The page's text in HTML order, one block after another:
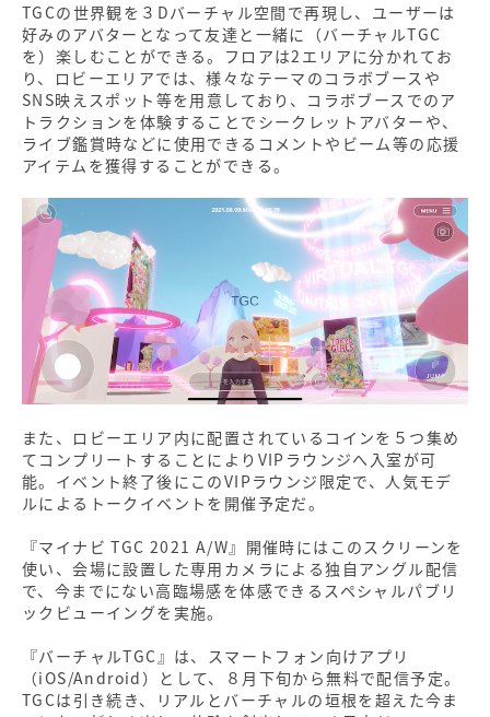
TGCの世界観を３Dバーチャル空間で再現し、ユーザーは
好みのアバターとなって友達と一緒に（バーチャルTGC
を）楽しむことができる。フロアは2エリアに分かれてお
り、ロビーエリアでは、様々なテーマのコラボブースや
SNS映えスポット等を用意しており、コラボブースでのア
トラクションを体験することでシークレットアバターや、
ライブ鑑賞時などに使用できるコメントやビーム等の応援
アイテムを獲得することができる。
また、ロビーエリア内に配置されているコインを５つ集め
てコンプリートすることによりVIPラウンジへ入室が可
能。イベント終了後にこのVIPラウンジ限定で、人気モデ
ルによるトークイベントを開催予定だ。
『マイナビ TGC 2021 A/W』開催時にはこのスクリーンを
使い、会場に設置した専用カメラによる独自アングル配信
で、今までにない高臨場感を体感できるスペシャルパブリ
ックビューイングを実施。
『バーチャルTGC』は、スマートフォン向けアプリ
（iOS/Android）として、８月下旬から無料で配信予定。
TGCは引き続き、リアルとバーチャルの垣根を超えた今ま